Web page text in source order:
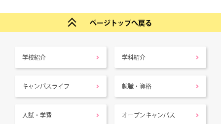
ページトップへ戻る
学校紹介 学科紹介
キャンパスライフ 就職・資格
入試・学費 オープンキャンパス